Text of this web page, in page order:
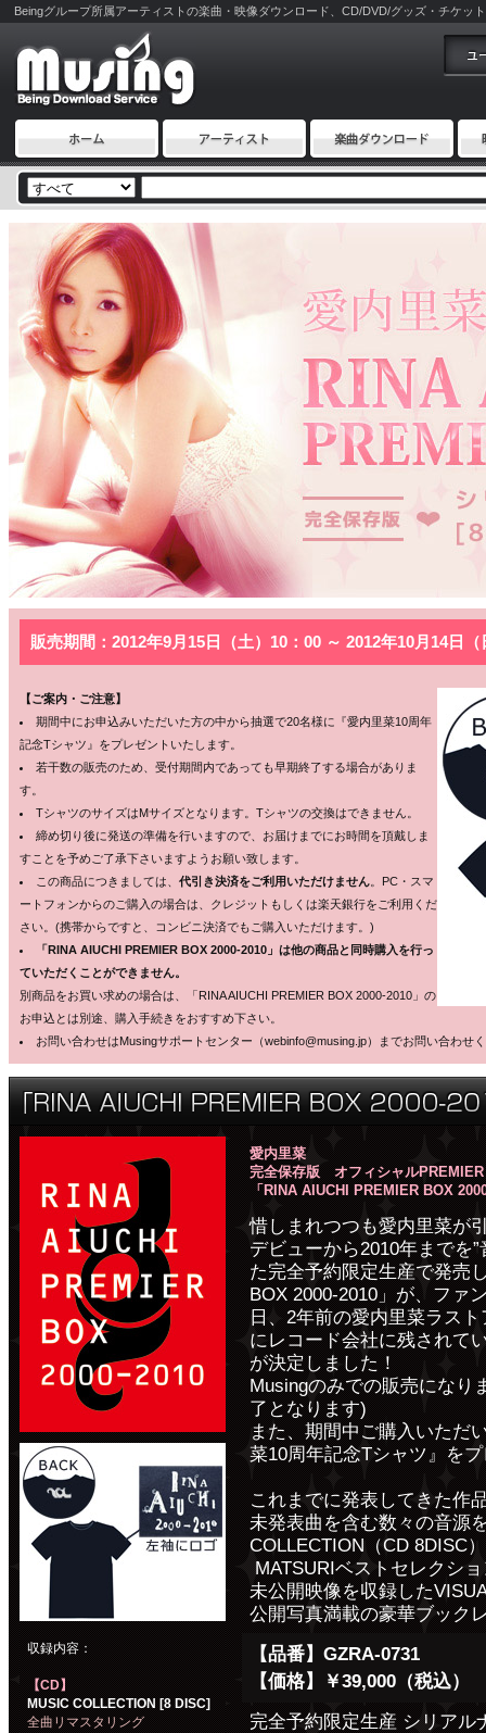
Beingグループ所属アーティストの楽曲・映像ダウンロード、CD/DVD/グッズ・チケッ
販売期間：2012年9月15日（土）10：00 ～ 2012年10月14日（
【ご案内・ご注意】
期間中にお申込みいただいた方の中から抽選で20名様に『愛内里菜10周年
記念Tシャツ』をプレゼントいたします。
若干数の販売のため、受付期間内であっても早期終了する場合がありま
す。
TシャツのサイズはMサイズとなります。Tシャツの交換はできません。
締め切り後に発送の準備を行いますので、お届けまでにお時間を頂戴しま
すことを予めご了承下さいますようお願い致します。
この商品につきましては、 代引き決済をご利用いただけません 。PC・スマ
ートフォンからのご購入の場合は、クレジットもしくは楽天銀行をご利用くだ
さい。(携帯からですと、コンビニ決済でもご購入いただけます。)
「RINA AIUCHI PREMIER BOX 2000-2010」は他の商品と同時購入を行っ
ていただくことができません。
別商品をお買い求めの場合は、「RINA AIUCHI PREMIER BOX 2000-2010」の
お申込とは別途、購入手続きをおすすめ下さい。
お問い合わせはMusingサポートセンター（webinfo@musing.jp）までお問い合わせ
収録内容：
【CD】
MUSIC COLLECTION [8 DISC]
全曲リマスタリング
愛内里菜
完全保存版 オフィシャル
「RINA AIUCHI PREMIER BOX
惜しまれつつも愛内里菜が
デビューから2010年までを”
た完全予約限定生産で発売
BOX 2000-2010」が、ファ
日、2年前の愛内里菜ラス
にレコード会社に残されて
が決定しました！
Musingのみでの販売になり
了となります)
また、期間中ご購入いただ
菜10周年記念Tシャツ』を
これまでに発表してきた作
未発表曲を含む数々の音源
COLLECTION（CD 8DISC
MATSURIベストセレクシ
未公開映像を収録した
公開写真満載の豪華ブック
【品番】GZRA-0731
【価格】￥39,000（税込）
完全予約限定生産 シリアル